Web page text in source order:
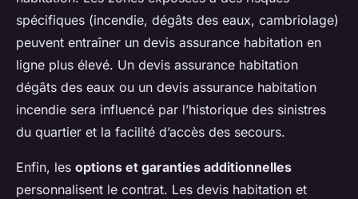
spécifiques (incendie, dégâts des eaux, cambriolage)
peuvent entraîner un devis assurance habitation en
ligne plus élevé. Un devis assurance habitation
dégâts des eaux ou un devis assurance habitation
incendie sera influencé par l’historique des sinistres
du quartier et la facilité d’accès des secours.
Enfin, les options et garanties additionnelles
personnalisent le contrat. Les devis habitation et